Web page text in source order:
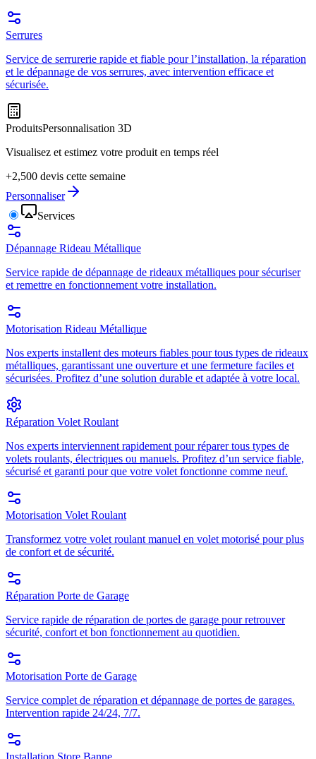
Serrures
Service de serrurerie rapide et fiable pour l’installation, la réparation
et le dépannage de vos serrures, avec intervention efficace et
sécurisée.
ProduitsPersonnalisation 3D
Visualisez et estimez votre produit en temps réel
+2,500 devis cette semaine
Personnaliser
Services
Dépannage Rideau Métallique
Service rapide de dépannage de rideaux métalliques pour sécuriser
et remettre en fonctionnement votre installation.
Motorisation Rideau Métallique
Nos experts installent des moteurs fiables pour tous types de rideaux
métalliques, garantissant une ouverture et une fermeture faciles et
sécurisées. Profitez d’une solution durable et adaptée à votre local.
Réparation Volet Roulant
Nos experts interviennent rapidement pour réparer tous types de
volets roulants, électriques ou manuels. Profitez d’un service fiable,
sécurisé et garanti pour que votre volet fonctionne comme neuf.
Motorisation Volet Roulant
Transformez votre volet roulant manuel en volet motorisé pour plus
de confort et de sécurité.
Réparation Porte de Garage
Service rapide de réparation de portes de garage pour retrouver
sécurité, confort et bon fonctionnement au quotidien.
Motorisation Porte de Garage
Service complet de réparation et dépannage de portes de garages.
Intervention rapide 24/24, 7/7.
Installation Store Banne